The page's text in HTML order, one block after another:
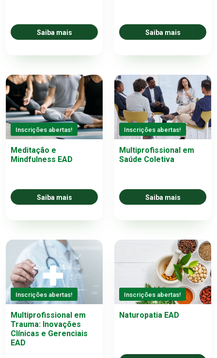
Saiba mais Saiba mais
Inscrições abertas!
Meditação e
Mindfulness EAD
Saiba mais
Inscrições abertas!
Multiprofissional em
Saúde Coletiva
Saiba mais
Inscrições abertas!
Multiprofissional em
Trauma: Inovações
Clínicas e Gerenciais
EAD
Inscrições abertas!
Naturopatia EAD